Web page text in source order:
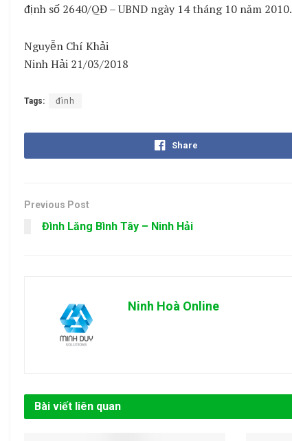
định số 2640/QĐ – UBND ngày 14 tháng 10 năm 2010.
Nguyễn Chí Khải
Ninh Hải 21/03/2018
Tags: đình
Share
Previous Post
Đình Lăng Bình Tây – Ninh Hải
Ninh Hoà Online
Bài viết liên quan